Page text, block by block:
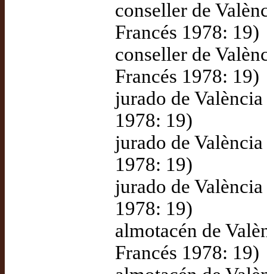
conseller de
Francés 1978: 19)
conseller de
Francés 1978: 19)
jurado de
1978: 19)
jurado de
1978: 19)
jurado de
1978: 19)
almotacén de
Francés 1978: 19)